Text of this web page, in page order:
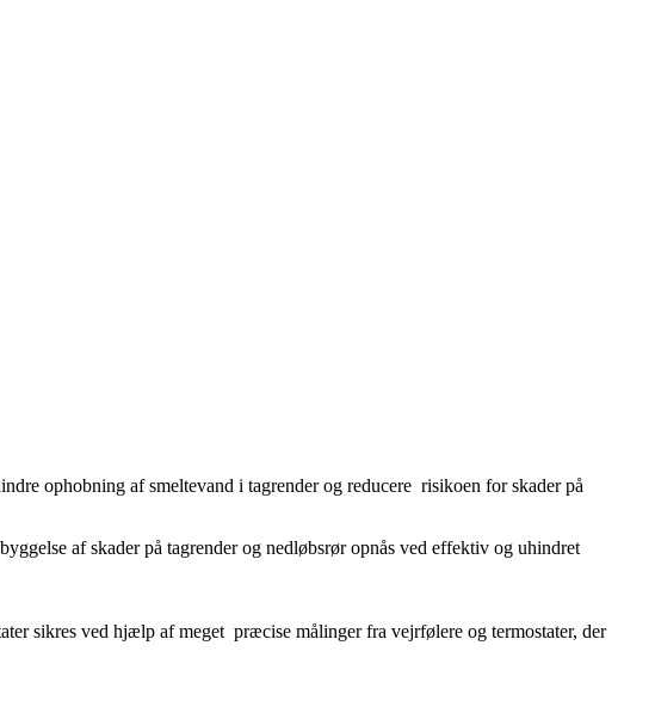
ophobning af smeltevand i tagrender og reducere risikoen for skader på
af skader på tagrender og nedløbsrør opnås ved effektiv og uhindret
sikres ved hjælp af meget præcise målinger fra vejrfølere og termostater, der